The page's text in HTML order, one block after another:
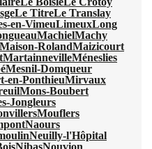
Le TitreLe Translay
en-VimeuLimeuxLong
MachielMachy
Maison-RolandMaizicourt
MartainnevilleMéneslies
Mesnil-Domqueur
en-PonthieuMirvaux
Mons-Boubert
Jongleurs
Mouflers
Naours
Neuilly-l'Hôpital
NibasNouvion